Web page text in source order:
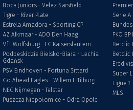
Boca Juniors - Velez Sarsfield
Tigre - River Plate
Estrela Amadora - Sporting CP
AZ Alkmaar - ADO Den Haag
VfL Wolfsburg - FC Kaiserslautern
Podbeskidzie Bielsko-Biała - Lechia
Gdańsk
PSV Eindhoven - Fortuna Sittard
Go Ahead Eagles - Willem II Tilburg
NEC Nijmegen - Telstar
Puszcza Niepołomice - Odra Opole
Serie A
PKO
Betclic
Betclic
Super
Ligue 1
MLS